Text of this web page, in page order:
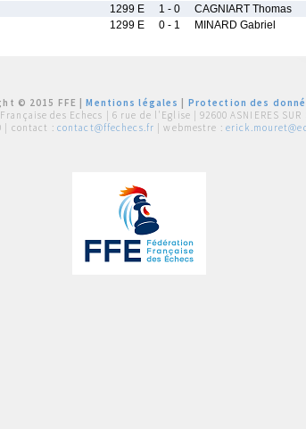
1299 E 1 - 0 CAGNIART Thomas
1299 E 0 - 1 MINARD Gabriel
© 2015 FFE |Mentions légales
Protection des
des Echecs | 6 rue de l'Eglise | 92600 ASNIERES SUR
| contact : contact@ffechecs.fr | webmestre :